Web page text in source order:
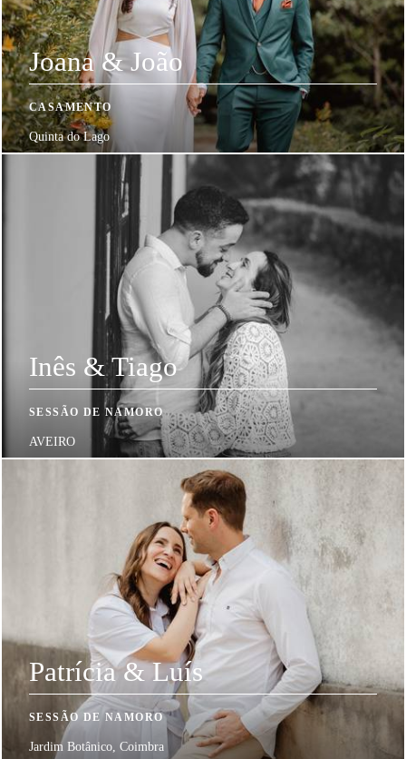
Joana & João
CASAMENTO
Quinta do Lago
Inês & Tiago
SESSÃO DE NAMORO
AVEIRO
Patrícia & Luís
SESSÃO DE NAMORO
Jardim Botânico, Coimbra